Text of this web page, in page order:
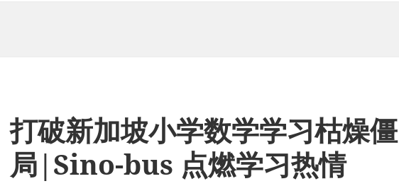
打破新加坡小学数学学习枯燥僵
局|Sino-bus 点燃学习热情